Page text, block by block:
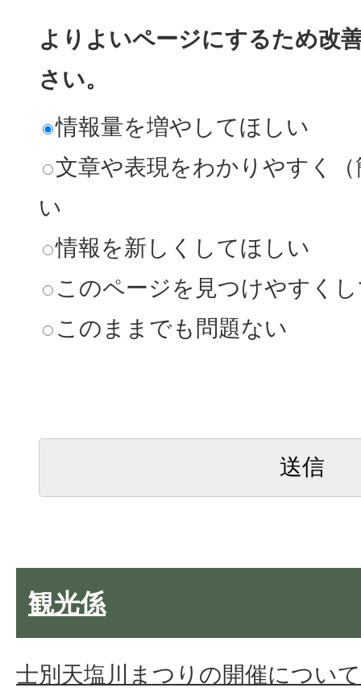
よりよいページにするため改
さい。
情報量を増やしてほしい
文章や表現をわかりやすく
い
情報を新しくしてほしい
このページを見つけやすく
このままでも問題ない
観光係
士別天塩川まつりの開催について